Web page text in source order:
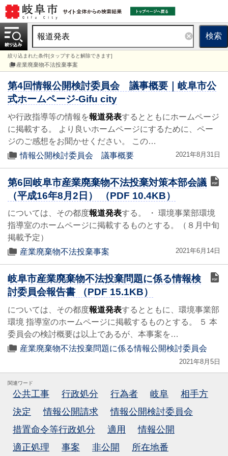
検索
絞り込まれた条件[タップすると解除できます]
産業廃棄物不法投棄事案
第4回情報公開検討委員会 議事概要｜岐阜市公
式ホームページ-Gifu city
や行政指導等の情報を報道発表するとともにホームページ
に掲載する。 より良いホームページにするために、ペー
ジのご感想をお聞かせください。 この…
情報公開検討委員会 議事概要
2021年8月31日
第6回岐阜市産業廃棄物不法投棄対策本部会議
（平成16年8月2日） （PDF 10.4KB）
については、その都度報道発表する。 ・ 環境事業部環境
指導室のホームページに掲載するものとする。（８月中旬
掲載予定）
産業廃棄物不法投棄事案
2021年6月14日
岐阜市産業廃棄物不法投棄問題に係る情報検
討委員会報告書 （PDF 15.1KB）
については、その都度報道発表するとともに、環境事業部
環境 指導室のホームページに掲載するものとする。 ５ 本
委員会の検討概要は以上であるが、本事案を…
産業廃棄物不法投棄問題に係る情報公開検討委員会
2021年8月5日
関連ワード
公共工事 行政処分 行為者 岐阜
相手方
決定
情報公開請求
情報公開検討委員会
措置命令等行政処分
適用
情報公開
適正処理
事案 非公開 所在地番